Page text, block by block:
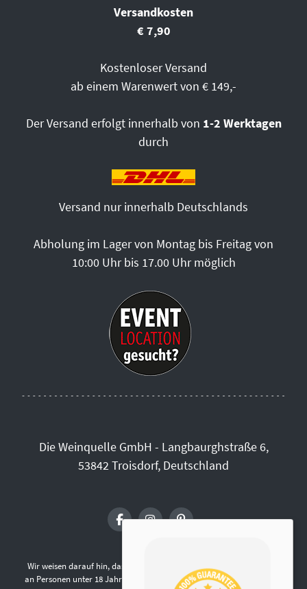
Versandkosten
€ 7,90
Kostenloser Versand
ab einem Warenwert von € 149,-
Der Versand erfolgt innerhalb von 1-2 Werktagen
durch
Versand nur innerhalb Deutschlands
Abholung im Lager von Montag bis Freitag von
10:00 Uhr bis 17.00 Uhr möglich
Die Weinquelle GmbH - Langbaurghstraße 6,
53842 Troisdorf, Deutschland
Wir weisen darauf hin, dass die Abgabe von alkoholischen Getränken
an Personen unter 18 Jahren gemäß § 9 Jugendschutzgesetz verboten